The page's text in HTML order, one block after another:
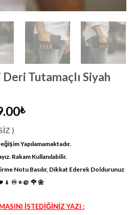
Tutamaçlı Siyah
₺Şu
2,499.00₺.
)
Yapılamamaktadır.
Rakam Kullanılabilir.
Notu Basılır, Dikkat Ederek Doldurunuz
♾ ⭐️ @ 🌹 🌼
İSTEDİĞİNİZ YAZI :